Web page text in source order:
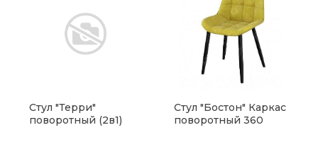
Стул "Терри"
поворотный (2в1)
Стул "Бостон" Каркас
поворотный 360